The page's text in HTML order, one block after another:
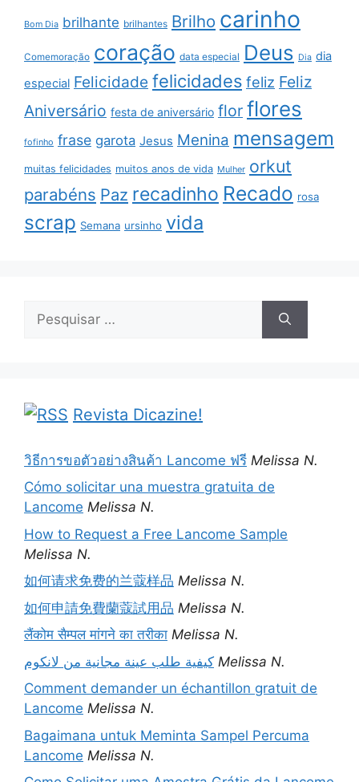
Bom Dia brilhante brilhantes Brilho carinho
Comemoração coração data especial Deus Dia dia
especial Felicidade felicidades feliz Feliz
Aniversário festa de aniversário flor flores
fofinho frase garota Jesus Menina mensagem
muitas felicidades muitos anos de vida Mulher orkut
parabéns Paz recadinho Recado rosa
scrap Semana ursinho vida
por:
Revista Dicazine!
วิธีการขอตัวอย่างสินค้า Lancome ฟรี Melissa N.
Cómo solicitar una muestra gratuita de
Lancome Melissa N.
How to Request a Free Lancome Sample
Melissa N.
如何请求免费的兰蔻样品 Melissa N.
如何申請免費蘭蔻試用品 Melissa N.
लैंकोम सैम्पल मांगने का तरीका Melissa N.
كيفية طلب عينة مجانية من لانكوم Melissa N.
Comment demander un échantillon gratuit de
Lancome Melissa N.
Bagaimana untuk Meminta Sampel Percuma
Lancome Melissa N.